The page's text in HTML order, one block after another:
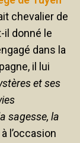
chevalier de
il donné le
dans la
il lui
et ses
sagesse, la
l’occasion